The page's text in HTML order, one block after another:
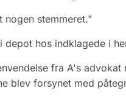
nogen stemmeret."
depot hos indklagede i
fra A's
blev forsynet med